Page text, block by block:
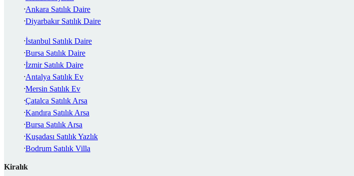
Ankara Satılık Daire
Diyarbakır Satılık Daire
İstanbul Satılık Daire
Bursa Satılık Daire
İzmir Satılık Daire
Antalya Satılık Ev
Mersin Satılık Ev
Çatalca Satılık Arsa
Kandıra Satılık Arsa
Bursa Satılık Arsa
Kuşadası Satılık Yazlık
Bodrum Satılık Villa
Kiralık